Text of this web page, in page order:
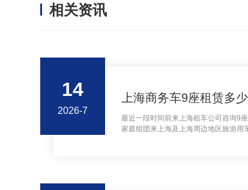
相关资讯
14
2026-7
上海商务车9座租赁多
最近一段时间前来上海租车公司咨询9
家庭组团来上海及上海周边地区旅游用